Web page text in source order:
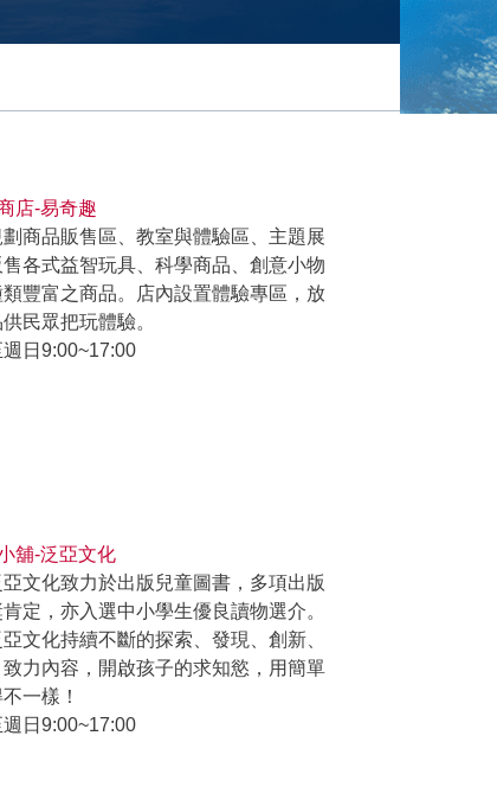
店-易奇趣
商品販售區、教室與體驗區、主題展
各式益智玩具、科學商品、創意小物
豐富之商品。店內設置體驗專區，放
民眾把玩體驗。
日9:00~17:00
舖-泛亞文化
文化致力於出版兒童圖書，多項出版
定，亦入選中小學生優良讀物選介。
文化持續不斷的探索、發現、創新、
力內容，開啟孩子的求知慾，用簡單
一樣！
日9:00~17:00